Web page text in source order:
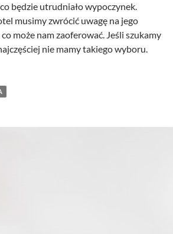
będzie utrudniało wypoczynek.
musimy zwrócić uwagę na jego
może nam zaoferować. Jeśli szukamy
nie mamy takiego wyboru.